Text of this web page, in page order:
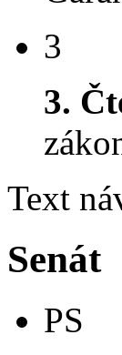
3
3.
Text
Senát
PS